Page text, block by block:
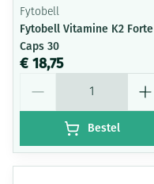
Fytobell
Fytobell Vitamine K2 Forte
Caps 30
€ 18,75
Bestel